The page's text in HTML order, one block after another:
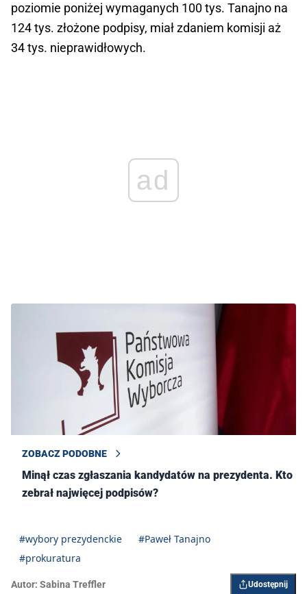
poziomie poniżej wymaganych 100 tys. Tanajno na
124 tys. złożone podpisy, miał zdaniem komisji aż
34 tys. nieprawidłowych.
ad
ZOBACZ PODOBNE
Minął czas zgłaszania kandydatów na prezydenta. Kto
zebrał najwięcej podpisów?
#wybory prezydenckie
#Paweł Tanajno
#prokuratura
Autor: Sabina Treffler Udostępnij